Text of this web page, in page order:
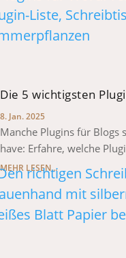
Die 5 wichtigsten
8. Jan. 2025
Manche Plugins für Blogs
have: Erfahre, welche
MEHR LESEN...